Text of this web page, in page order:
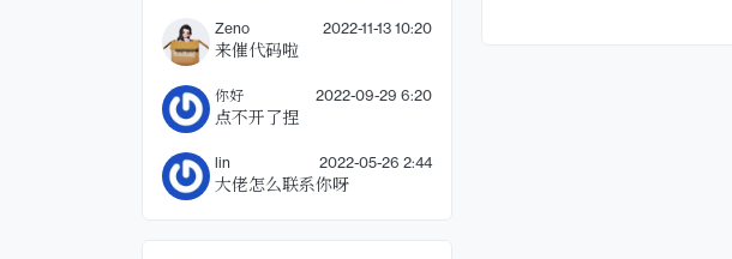
Zeno 2022-11-13 10:20
来催代码啦
你好 2022-09-29 6:20
点不开了捏
lin 2022-05-26 2:44
大佬怎么联系你呀